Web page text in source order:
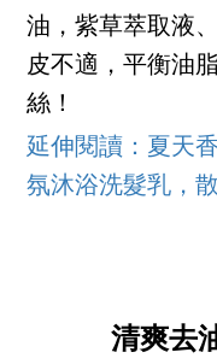
油，紫草萃取液
皮不適，平衡油
絲！
延伸閱讀：夏天
氛沐浴洗髮乳，
清爽去